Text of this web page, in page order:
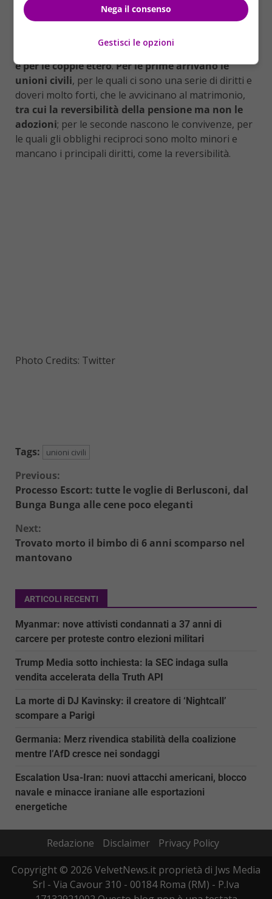
autorizzazione), se ha un legame di parentela con il
compagno, se è stata condannata per omicidio.La
legge sulle Unioni civili introduce due istituti
completamente diversi per le coppie omosessuali
e per le coppie etero.Per le prime arrivano le
unioni civili, per le quali ci sono una serie di diritti e
doveri molto forti, che le avvicinano al matrimonio,
tra cui la reversibilità della pensione ma non le
adozioni; per le seconde nascono le convivenze, per
le quali gli obblighi reciproci sono molto minori e
mancano i principali diritti, come la reversibilità.
Photo Credits: Twitter
Tags: unioni civili
Continue
Reading
Previous:
Processo Escort: tutte le voglie di Berlusconi, dal
Bunga Bunga alle cene poco eleganti
Next:
Trovato morto il bimbo di 6 anni scomparso nel
mantovano
ARTICOLI RECENTI
Myanmar: nove attivisti condannati a 37 anni di
carcere per proteste contro elezioni militari
Trump Media sotto inchiesta: la SEC indaga sulla
vendita accelerata della Truth API
La morte di DJ Kavinsky: il creatore di ‘Nightcall’
scompare a Parigi
Germania: Merz rivendica stabilità della coalizione
mentre l’AfD cresce nei sondaggi
Escalation Usa-Iran: nuovi attacchi americani, blocco
navale e minacce iraniane alle esportazioni
energetiche
Redazione Disclaimer
Privacy Policy
Copyright © 2026 VelvetNews.it proprietà di Jws Media
Srl - Via Cavour 310 - 00184 Roma (RM) - P.Iva
Nega il consenso
Gestisci le opzioni